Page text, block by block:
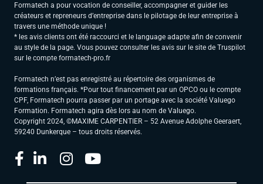
Formatech a pour vocation de conseiller, accompagner et guider les
créateurs et repreneurs d’entreprise dans le pilotage de leur entreprise à
travers une méthode unique !
* les avis clients ont été raccourci et le language adapte afin de convenir
au style de la page. Vous pouvez consulter les avis sur le site de Truspilot
sur le compte formatech-pro.fr
Formatech n’est pas enregistré au répertoire des organismes de
formations français. *Pour tout financement par un OPCO ou le compte
CPF, Formatech pourra passer par un portage avec la société Valuego
Formation. Formatech agira dès lors au nom de Valuego.
Copyright 2024, ©MAXIME CARPENTIER – 52 Avenue Adolphe Geeraert,
59240 Dunkerque – tous droits réservés.